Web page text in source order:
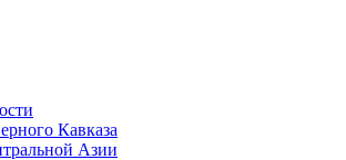
Кавказа
Азии